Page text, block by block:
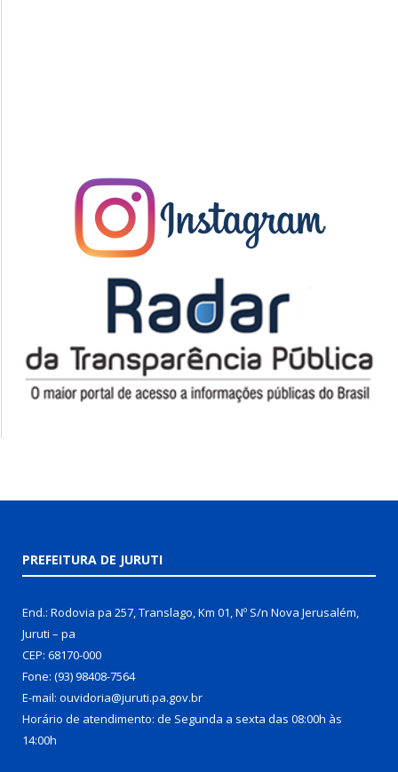
PREFEITURA DE JURUTI
End.: Rodovia pa 257, Translago, Km 01, Nº S/n Nova Jerusalém,
Juruti – pa
CEP: 68170-000
Fone: (93) 98408-7564
E-mail: ouvidoria@juruti.pa.gov.br
Horário de atendimento: de Segunda a sexta das 08:00h às
14:00h